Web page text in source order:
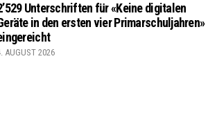
Unterschriften für «Keine digitalen
in den ersten vier Primarschuljahren»
AUGUST 2026